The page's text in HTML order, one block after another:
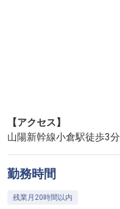
【アクセス】
山陽新幹線小倉駅徒歩3分
勤務時間
残業月20時間以内